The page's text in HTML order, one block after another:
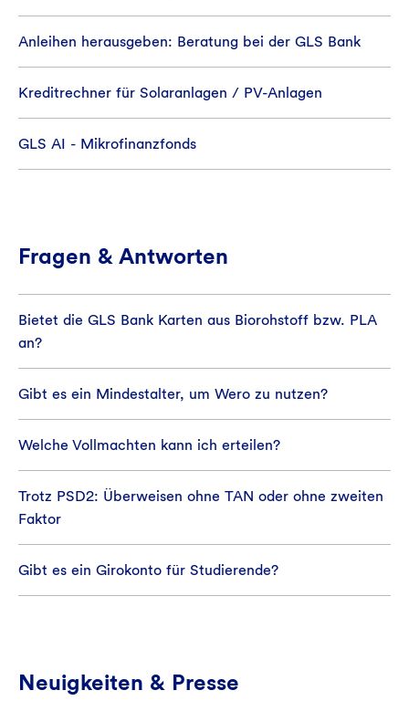
Anleihen herausgeben: Beratung bei der GLS Bank
Kreditrechner für Solaranlagen / PV-Anlagen
GLS AI - Mikrofinanzfonds
Fragen & Antworten
Bietet die GLS Bank Karten aus Biorohstoff bzw. PLA
an?
Gibt es ein Mindestalter, um Wero zu nutzen?
Welche Vollmachten kann ich erteilen?
Trotz PSD2: Überweisen ohne TAN oder ohne zweiten
Faktor
Gibt es ein Girokonto für Studierende?
Neuigkeiten & Presse